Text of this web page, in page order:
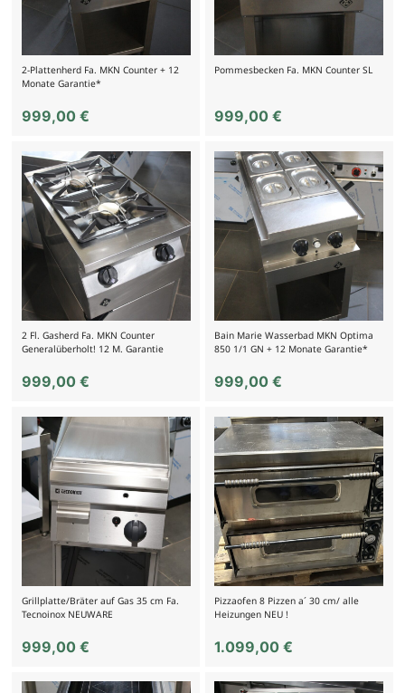
2-Plattenherd Fa. MKN Counter + 12
Monate Garantie*
999,00 €
Pommesbecken Fa. MKN Counter SL
999,00€
2 Fl. Gasherd Fa. MKN Counter
Generalüberholt! 12 M. Garantie
999,00 €
Bain Marie Wasserbad MKN Optima
850 1/1 GN + 12 Monate Garantie*
999,00€
Grillplatte/Bräter auf Gas 35 cm Fa.
Tecnoinox NEUWARE
999,00 €
Pizzaofen 8 Pizzen a´ 30 cm/ alle
Heizungen NEU !
1.099,00€